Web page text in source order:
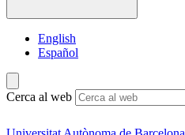
English
Español
Cerca al web